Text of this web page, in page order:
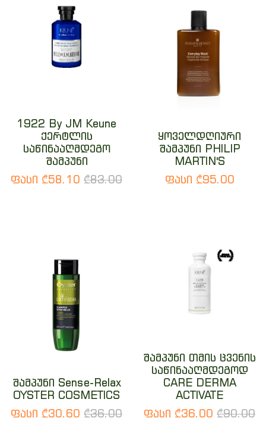
1922 By JM Keune
ქერტლის
საწინააღმდეგო
შამპუნი
ფასი ₾58.10 ₾83.00
ყოველდღიური
შამპუნი PHILIP
MARTIN'S
ფასი ₾95.00
შამპუნი Sense-Relax
OYSTER COSMETICS
ფასი ₾30.60 ₾36.00
შამპუნი თმის ცვენის
საწინააღმდეგოდ
CARE DERMA
ACTIVATE
ფასი ₾36.00 ₾90.00